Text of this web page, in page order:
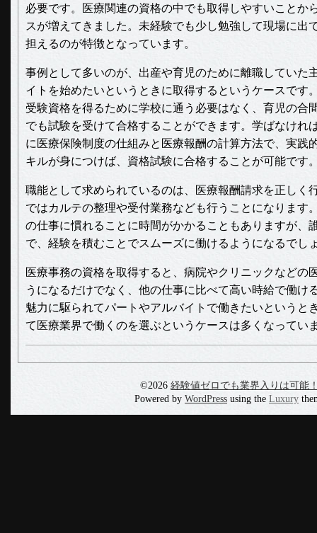
必要です。医療関連の資格の中でも取得しやすいことか
スが増えてきました。未経験でも少し勉強して現場に出
担えるのが特徴となっています。
事例として多いのが、出産や育児のために離職していた
イトを始めたいというときに取得するというケースです
受験資格を得るために学校に通う必要はなく、育児の合
でも試験を受けて合格することができます。学ばなけれ
に医療保険制度の仕組みと医療報酬の計算方法で、実践
キルが身につけば、資格試験に合格することが可能です
職能として求められているのは、医療報酬請求を正しく
ではカルテの整理や受付業務なども行うことになります
の仕事に慣れることに時間がかかることもありますが、
で、経験を積むことでスムーズに働けるようになるでし
医療事務の資格を取得すると、病院やクリニックなどの
うになるだけでなく、他の仕事に比べて高い時給で働け
魅力に駆られてパートやアルバイトで働きたいというと
て医療業界で働くのを選ぶというケースは多くなってい
©2026経験値ゼロでも業界入りは可能
Powered by WordPress using the Luxury